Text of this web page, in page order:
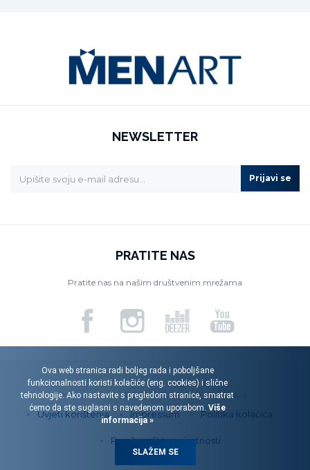
NEWSLETTER
Prijavi se
PRATITE NAS
Pratite nas na našim društvenim mrežama
Menart d.o.o. © 2026. Sva prava pridržana.
Uvjeti korištenja
Impressum Politika kolačića
Pravila zaštite privatnosti
Ova web stranica radi boljeg rada i poboljšane
funkcionalnosti koristi kolačiće (eng. cookies) i slične
tehnologije. Ako nastavite s pregledom stranice, smatrat
ćemo da ste suglasni s navedenom uporabom. Više
informacija »
SLAŽEM SE